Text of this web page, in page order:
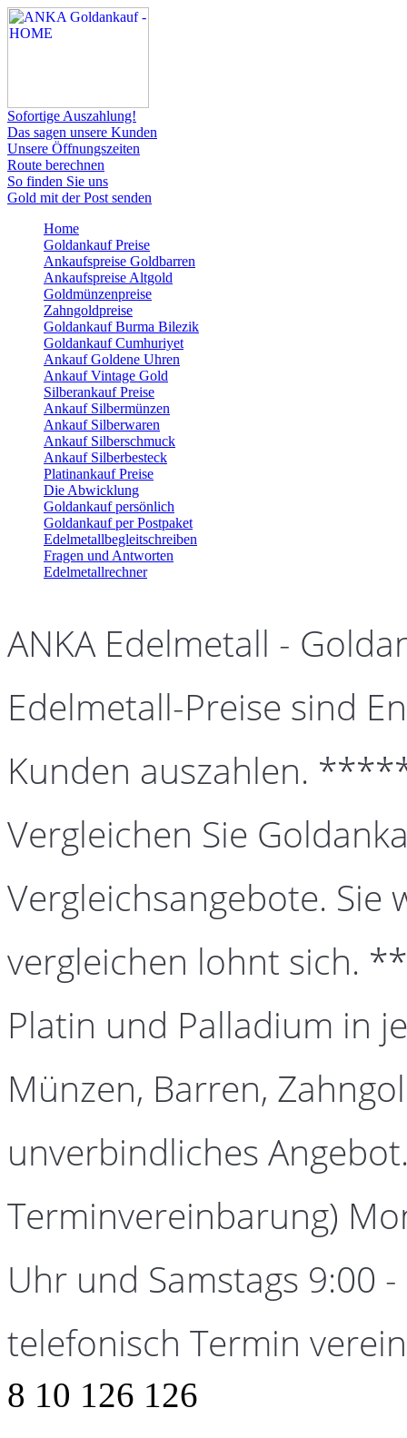
Sofortige Auszahlung!
Das sagen unsere Kunden
Unsere Öffnungszeiten
Route berechnen
So finden Sie uns
Gold mit der Post senden
Home
Goldankauf Preise
Ankaufspreise Goldbarren
Ankaufspreise Altgold
Goldmünzenpreise
Zahngoldpreise
Goldankauf Burma Bilezik
Goldankauf Cumhuriyet
Ankauf Goldene Uhren
Ankauf Vintage Gold
Silberankauf Preise
Ankauf Silbermünzen
Ankauf Silberwaren
Ankauf Silberschmuck
Ankauf Silberbesteck
Platinankauf Preise
Die Abwicklung
Goldankauf persönlich
Goldankauf per Postpaket
Edelmetallbegleitschreiben
Fragen und Antworten
Edelmetallrechner
ANKA Edelmetall -
Edelmetall-Preise sind
Kunden auszahlen.
Vergleichen Sie
Vergleichsangebote. Sie
vergleichen lohnt sich.
Platin und Palladium in
Münzen, Barren,
unverbindliches
Terminvereinbarung)
Uhr und Samstags 9:00
telefonisch Termin
8 10 126 126